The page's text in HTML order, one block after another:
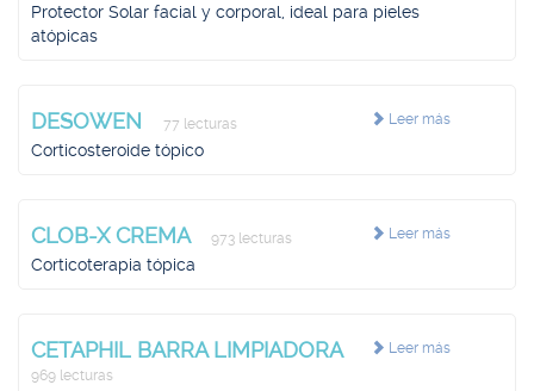
Protector Solar facial y corporal, ideal para pieles
atópicas
Leer más
DESOWEN 77 lecturas
Corticosteroide tópico
Leer más
CLOB-X CREMA 973 lecturas
Corticoterapia tópica
Leer más
CETAPHIL BARRA LIMPIADORA
969 lecturas